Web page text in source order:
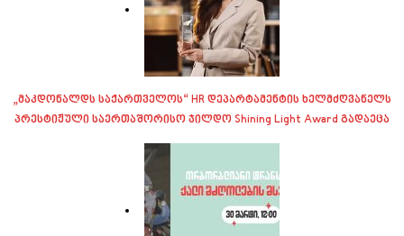
„მაკდონალდს საქართველოს“ HR დეპარტამენტის ხელმძღვანელს
პრესტიჟული საერთაშორისო ჯილდო Shining Light Award გადაეცა